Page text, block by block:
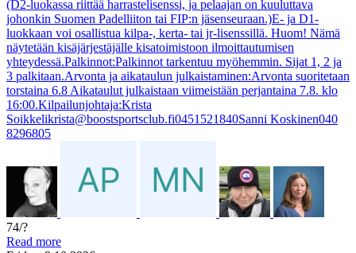
(D2-luokassa riittää harrastelisenssi, ja pelaajan on kuuluttava
johonkin Suomen Padelliiton tai FIP:n jäsenseuraan.)E- ja D1-
luokkaan voi osallistua kilpa-, kerta- tai jr-lisenssillä. Huom! Nämä
näytetään kisäjärjestäjälle kisatoimistoon ilmoittautumisen
yhteydessä.Palkinnot:Palkinnot tarkentuu myöhemmin. Sijat 1, 2 ja
3 palkitaan.Arvonta ja aikataulun julkaistaminen:Arvonta suoritetaan
torstaina 6.8 Aikataulut julkaistaan viimeistään perjantaina 7.8. klo
16:00.Kilpailunjohtaja:Krista
Soikkelikrista@boostsportsclub.fi0451521840Sanni Koskinen040
8296805
74/?
Read more